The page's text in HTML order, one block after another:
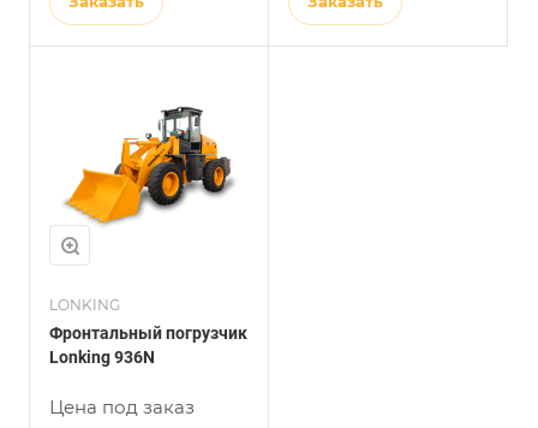
LONKING
Фронтальный погрузчик
Lonking 936N
Цена под заказ